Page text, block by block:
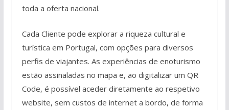
toda a oferta nacional.
Cada Cliente pode explorar a riqueza cultural e
turística em Portugal, com opções para diversos
perfis de viajantes. As experiências de enoturismo
estão assinaladas no mapa e, ao digitalizar um QR
Code, é possível aceder diretamente ao respetivo
website, sem custos de internet a bordo, de forma